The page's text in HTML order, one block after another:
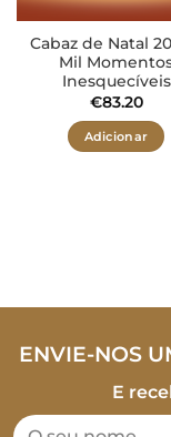
Cabaz de Natal
Mil
Inesquecíveis
€83.20
Adicionar
ENVIE-NOS
E